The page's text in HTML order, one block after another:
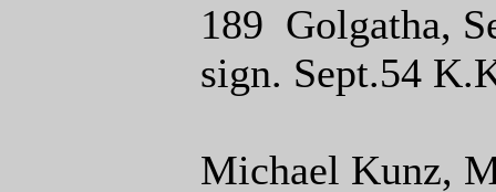
189 Golgatha,
sign. Sept.54
Michael Kunz,